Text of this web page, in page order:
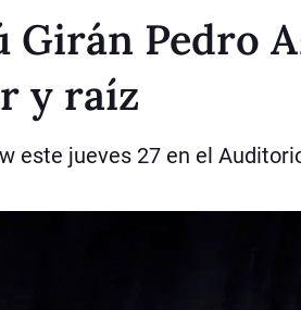
Girán Pedro
y raíz
este jueves 27 en el